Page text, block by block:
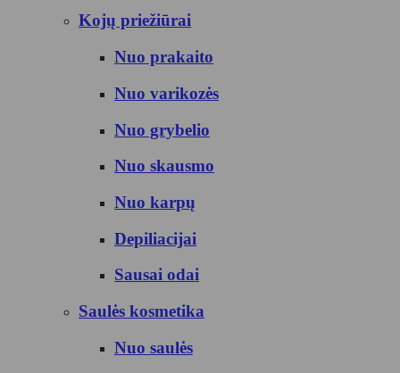
Kojų priežiūrai
Nuo prakaito
Nuo varikozės
Nuo grybelio
Nuo skausmo
Nuo karpų
Depiliacijai
Sausai odai
Saulės kosmetika
Nuo saulės